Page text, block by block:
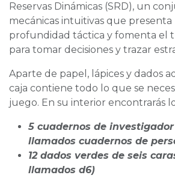
Reservas Dinámicas (SRD), un
mecánicas intuitivas que presenta
profundidad táctica y fomenta el
para tomar decisiones y trazar
Aparte de papel, lápices y dados
caja contiene todo lo que se
juego. En su interior encontrarás
5 cuadernos de
llamados cuadernos de
12 dados verdes de seis
llamados d6)